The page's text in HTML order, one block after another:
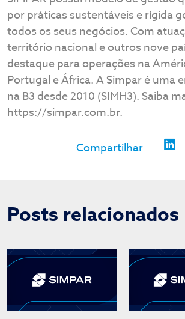
por práticas sustentáveis e rígida
todos os seus negócios. Com
território nacional e outros nove
destaque para operações na
Portugal e África. A Simpar é uma
na B3 desde 2010 (SIMH3). Saiba
https://simpar.com.br.
Posts relacionados